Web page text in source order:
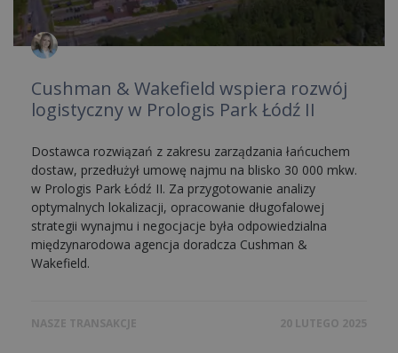
Cushman & Wakefield wspiera rozwój
logistyczny w Prologis Park Łódź II
Dostawca rozwiązań z zakresu zarządzania łańcuchem
dostaw, przedłużył umowę najmu na blisko 30 000 mkw.
w Prologis Park Łódź II. Za przygotowanie analizy
optymalnych lokalizacji, opracowanie długofalowej
strategii wynajmu i negocjacje była odpowiedzialna
międzynarodowa agencja doradcza Cushman &
Wakefield.
NASZE TRANSAKCJE 20 LUTEGO 2025